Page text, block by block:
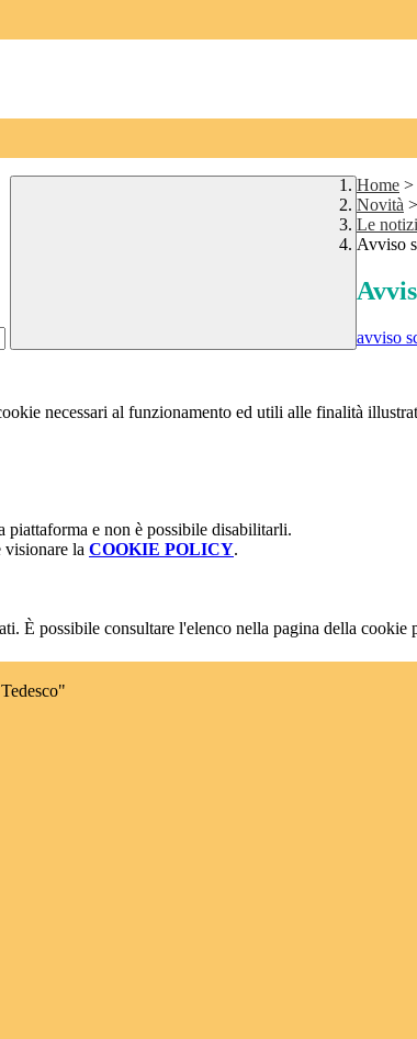
Home >
Novità >
Le
Avviso
avviso
necessari al funzionamento ed utili alle finalità
piattaforma e non è possibile disabilitarli.
visionare la COOKIE POLICY.
È possibile consultare l'elenco nella pagina della cookie